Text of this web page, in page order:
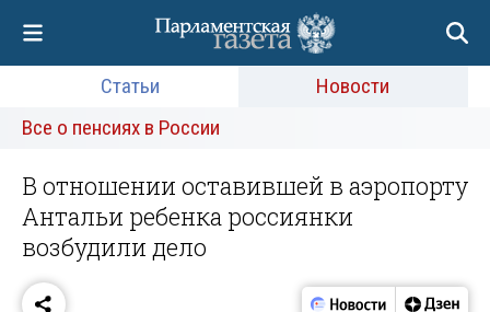
Статьи
Новости
Все о пенсиях в России
В отношении оставившей в аэропорту
Антальи ребенка россиянки
возбудили дело